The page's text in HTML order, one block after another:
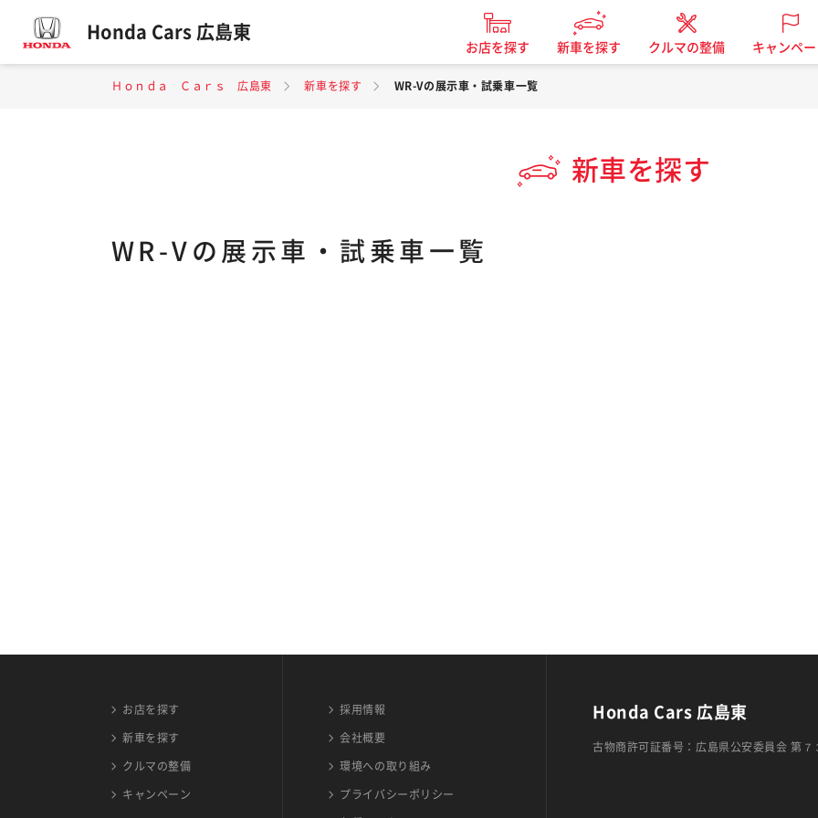
Honda Cars 広島東
お店を探す 新車を探す クルマの整備 キャンペー
Ｈｏｎｄａ Ｃａｒｓ 広島東 新車を探す WR-Vの展示車・試乗車一覧
新車を探す
WR-Vの展示車・試乗車一覧
お店を探す
新車を探す
クルマの整備
キャンペーン
採用情報
会社概要
環境への取り組み
プライバシーポリシー
Honda Cars 広島東
古物商許可証番号：広島県公安委員会 第